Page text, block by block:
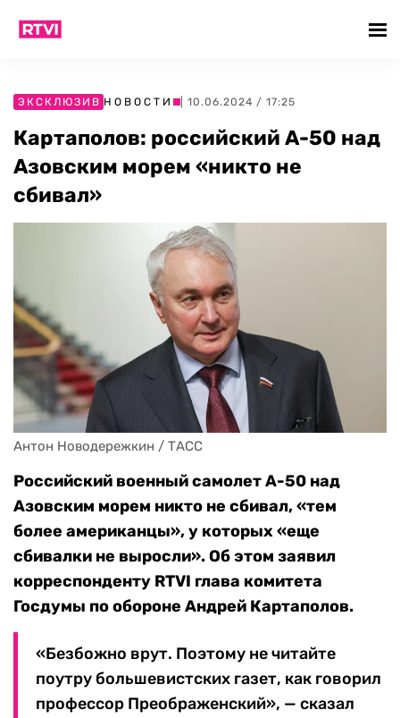
ЭКСКЛЮЗИВ НОВОСТИ | 10.06.2024 / 17:25
Картаполов: российский А-50 над
Азовским морем «никто не
сбивал»
Антон Новодережкин / ТАСС
Российский военный самолет А-50 над
Азовским морем никто не сбивал, «тем
более американцы», у которых «еще
сбивалки не выросли». Об этом заявил
корреспонденту RTVI глава комитета
Госдумы по обороне Андрей Картаполов.
«Безбожно врут. Поэтому не читайте
поутру большевистских газет, как говорил
профессор Преображенский», — сказал